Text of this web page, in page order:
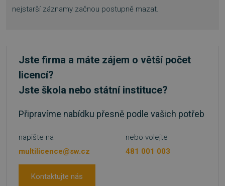
nejstarší záznamy začnou postupně mazat.
Jste firma a máte zájem o větší počet
licencí?
Jste škola nebo státní instituce?
Připravíme nabídku přesně podle vašich potřeb
napište na
multilicence@sw.cz
nebo volejte
481 001 003
Kontaktujte nás
__cf_bm
Cloudflare Inc.
.heureka.group
29 minut
57 sekund